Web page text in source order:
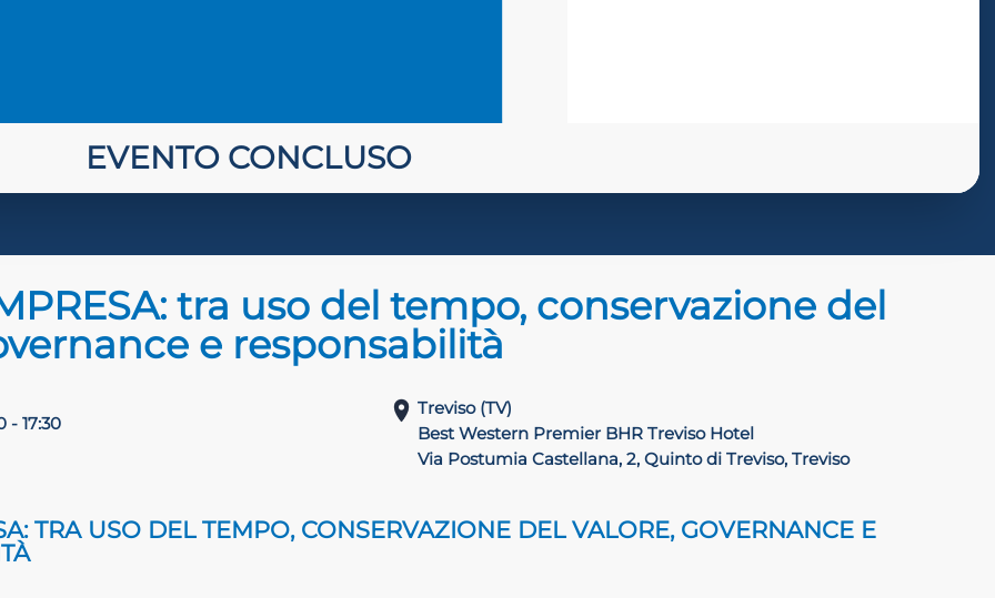
EVENTO CONCLUSO
tra uso del tempo, conservazione del
e responsabilità
- 17:30
Treviso (TV)
Best Western Premier BHR Treviso Hotel
Via Postumia Castellana, 2, Quinto di Treviso, Treviso
TRA USO DEL TEMPO, CONSERVAZIONE DEL VALORE, GOVERNANCE E